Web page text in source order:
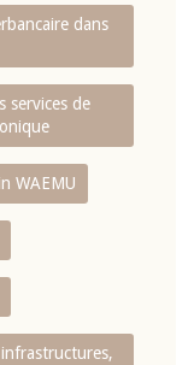
dans
services de
WAEMU